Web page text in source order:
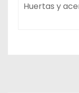
Huertas y